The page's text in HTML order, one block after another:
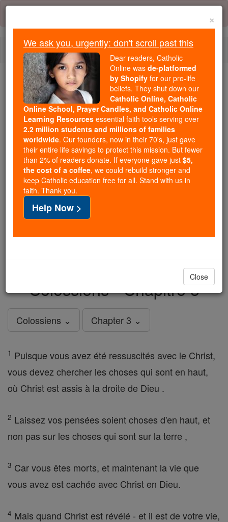
Skip
content
We ask you, urgently: don't scroll past this
Dear readers, Catholic Online
wasde-platformed by Shopify
for our pro-life beliefs. They
shut down ourCatholic
Online, Catholic Online School, Prayer Candles, and
Catholic Online Learning Resourcesessential faith
tools serving over2.2 million students and millions of
families worldwide. Our founders, now in their 70's,
just gave their entire life savings to protect this mission.
But fewer than 2% of readers donate. If everyone gave
just$5, the cost of a coffee, we could rebuild stronger
in faith. Thank you.DONATE TODAY >
Colossiens - Chapitre 3
Colossiens ⌄ Chapter 3 ⌄
1 Puisque vous avez été ressuscités avec le Christ,
vous devez chercher les choses qui sont en haut,
où Christ est assis à la droite de Dieu .
2 Laissez vos pensées soient choses d'en haut, et
non pas sur les choses qui sont sur la terre ,
3 Car vous êtes morts, et maintenant la vie que
vous avez est cachée avec Christ en Dieu.
4 Mais quand Christ est révélé - et il est de votre vie,
×
We ask you, urgently: don't scroll past this
Dear readers, Catholic
Online was de-platformed
by Shopify for our pro-life
beliefs. They shut down our
Catholic Online, Catholic
Online School, Prayer Candles, and Catholic Online
Learning Resources essential faith tools serving over
2.2 million students and millions of families
worldwide. Our founders, now in their 70's, just gave
their entire life savings to protect this mission. But fewer
than 2% of readers donate. If everyone gave just $5,
the cost of a coffee, we could rebuild stronger and
keep Catholic education free for all. Stand with us in
faith. Thank you.
Help Now >
Close